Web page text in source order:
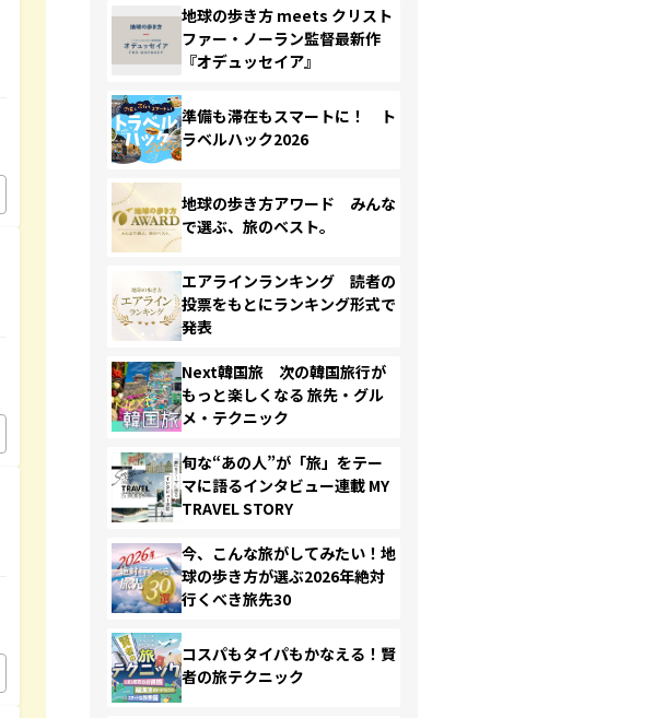
地球の歩き方 meets クリスト
ファー・ノーラン監督最新作
『オデュッセイア』
準備も滞在もスマートに！ ト
ラベルハック2026
地球の歩き方アワード みんな
で選ぶ、旅のベスト。
エアラインランキング 読者の
投票をもとにランキング形式で
発表
Next韓国旅 次の韓国旅行が
もっと楽しくなる 旅先・グル
メ・テクニック
旬な“あの人”が「旅」をテー
マに語るインタビュー連載 MY
TRAVEL STORY
今、こんな旅がしてみたい！地
球の歩き方が選ぶ2026年絶対
行くべき旅先30
コスパもタイパもかなえる！賢
者の旅テクニック